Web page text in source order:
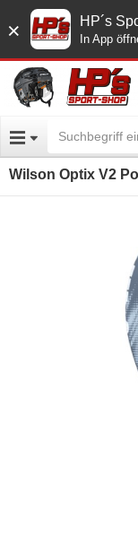
× HP´s
In App
Wilson Optix V2